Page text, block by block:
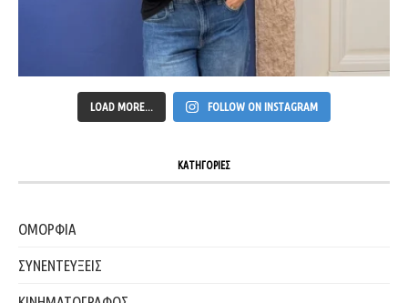
LOAD MORE... FOLLOW ON INSTAGRAM
ΚΑΤΗΓΟΡΙΕΣ
ΟΜΟΡΦΙΑ
ΣΥΝΕΝΤΕΥΞΕΙΣ